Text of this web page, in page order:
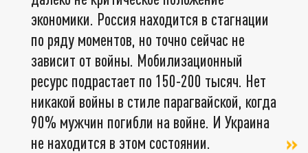
экономики. Россия находится в стагнации
по ряду моментов, но точно сейчас не
зависит от войны. Мобилизационный
ресурс подрастает по 150-200 тысяч. Нет
никакой войны в стиле парагвайской, когда
90% мужчин погибли на войне. И Украина
не находится в этом состоянии.